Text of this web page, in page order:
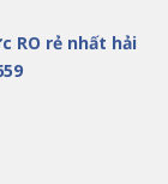
RO rẻ nhất hải